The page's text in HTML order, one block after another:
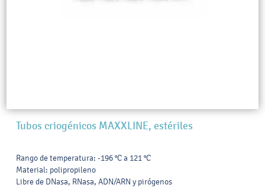
Tubos criogénicos MAXXLINE, estériles
Rango de temperatura: -196 °C a 121 °C
Material: polipropileno
Libre de DNasa, RNasa, ADN/ARN y pirógenos